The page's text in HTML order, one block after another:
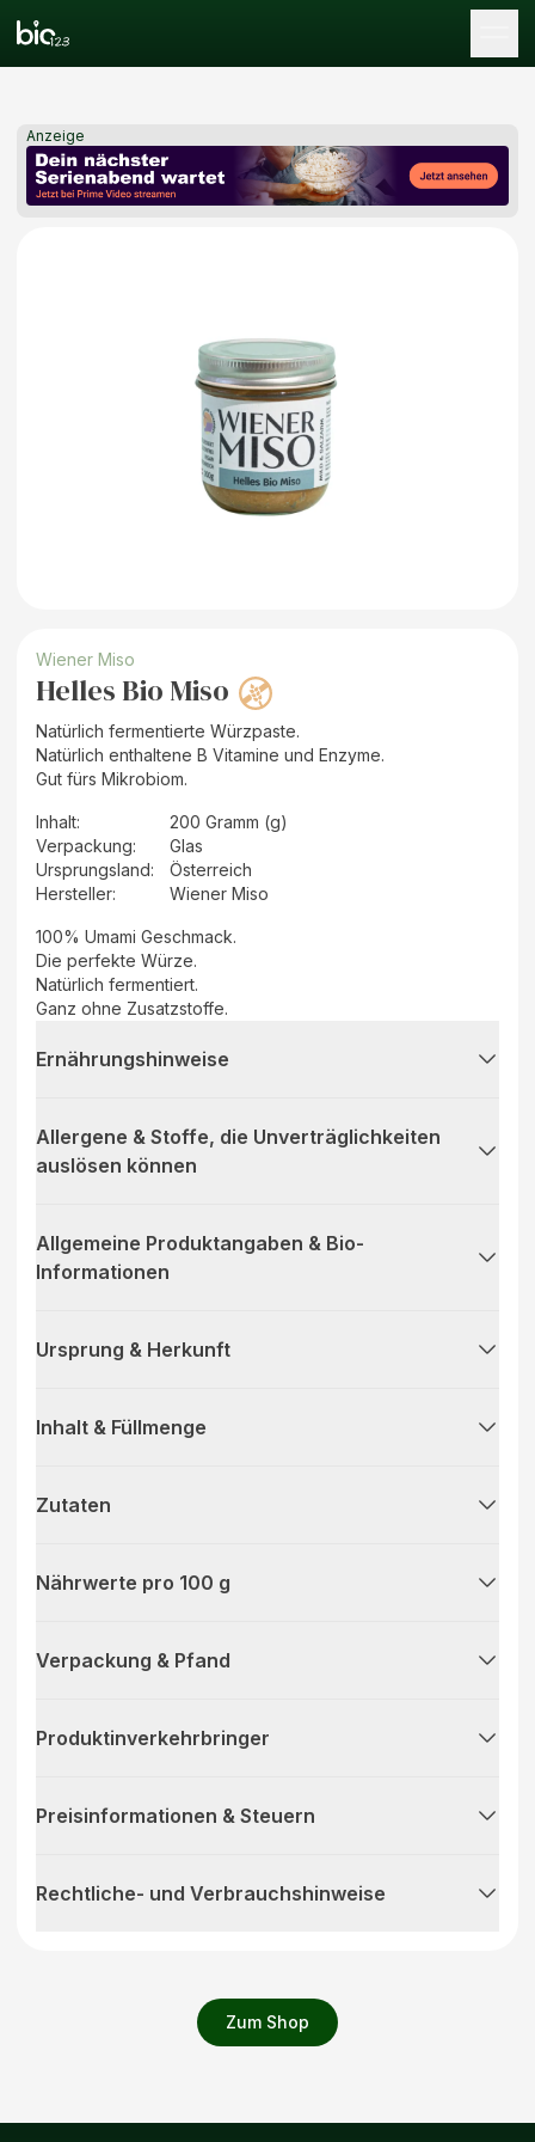
Anzeige
Zum Shop
Wiener Miso
Helles Bio Miso
Natürlich fermentierte Würzpaste.
Natürlich enthaltene B Vitamine und Enzyme.
Gut fürs Mikrobiom.
Inhalt:
200 Gramm (g)
Verpackung:
Glas
Ursprungsland:
Österreich
Hersteller: Wiener Miso
100% Umami Geschmack.
Die perfekte Würze.
Natürlich fermentiert.
Ganz ohne Zusatzstoffe.
Ernährungshinweise
Allergene & Stoffe, die Unverträglichkeiten
auslösen können
Allgemeine Produktangaben & Bio-
Informationen
Ursprung & Herkunft
Inhalt & Füllmenge
Zutaten
Nährwerte pro 100 g
Verpackung & Pfand
Produktinverkehrbringer
Preisinformationen & Steuern
Rechtliche- und Verbrauchshinweise